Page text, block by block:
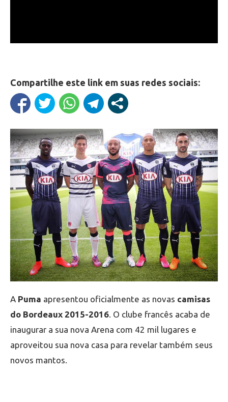
Compartilhe este link em suas redes sociais:
A Puma apresentou oficialmente as novas camisas
do Bordeaux 2015-2016 . O clube francês acaba de
inaugurar a sua nova Arena com 42 mil lugares e
aproveitou sua nova casa para revelar também seus
novos mantos.